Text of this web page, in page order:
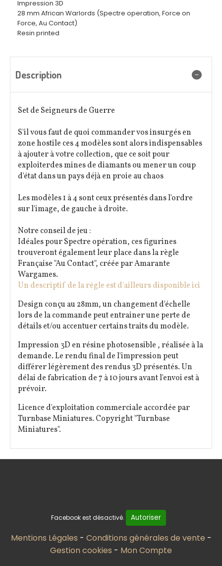
Impression 3D
28 mm African Warlords (Spectre operation, Force on
Force, Au Contact)
Resin printed
Description
Set de Seigneurs de Guerre
S'il vous faut de quoi commander vos insurgés en
zone hostile ces 4 modèles sont alors indispensables
à ajouter à votre collection, que ce soit pour
exploiterdes mines de diamants ou mener un coup
d'état dans un pays déjà en proie au chaos
Les modèles 1 à 4 sont ceux présentés dans l'ordre
sur l'image, de gauche à droite.
Notre conseil de jeu :
Idéales pour Spectre opération, ces figurines
trouveront également leur place dans la règle
Française "Au Contact", créée par Amarante
Wargames.
Un descriptif de la règle est d'ailleurs disponible ici
Design conçu au 28mm, un changement d'échelle
lors de la commande peut entrainer une perte de
détails et/ou accentuer certains traits du modèle.
Impression 3D en résine photosensible , réalisée à la
demande. Le rendu final de l'impression peut
différer légèrement des rendus 3D présentés. Un
délai de fabrication de 7 à 10 jours avant l'envoi est à
prévoir.
Licence d'exploitation commerciale accordée par
Turnbase Miniatures. Copyright "Turnbase
Miniatures".
Facebook est désactivé. Autoriser
Mentions Légales
Conditions générales de vente
Gestion cookies
Mon Compte